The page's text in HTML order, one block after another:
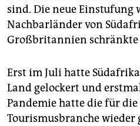
sind. Die neue Einstufung
Nachbarländer von
Großbritannien schränkte
Erst im Juli hatte
Land gelockert und
Pandemie hatte die für
Tourismusbranche wieder